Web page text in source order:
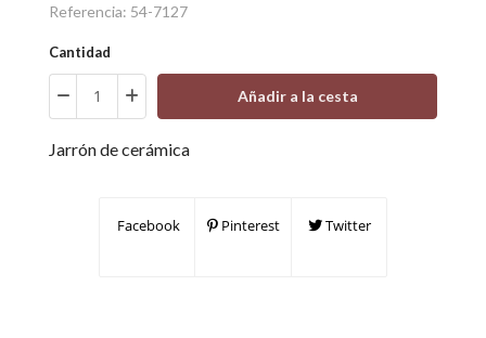
Referencia: 54-7127
Cantidad
Añadir a la cesta
Jarrón de cerámica
Facebook Pinterest Twitter